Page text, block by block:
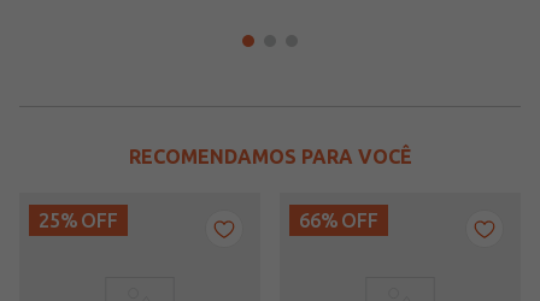
RECOMENDAMOS PARA VOCÊ
25% OFF 66% OFF